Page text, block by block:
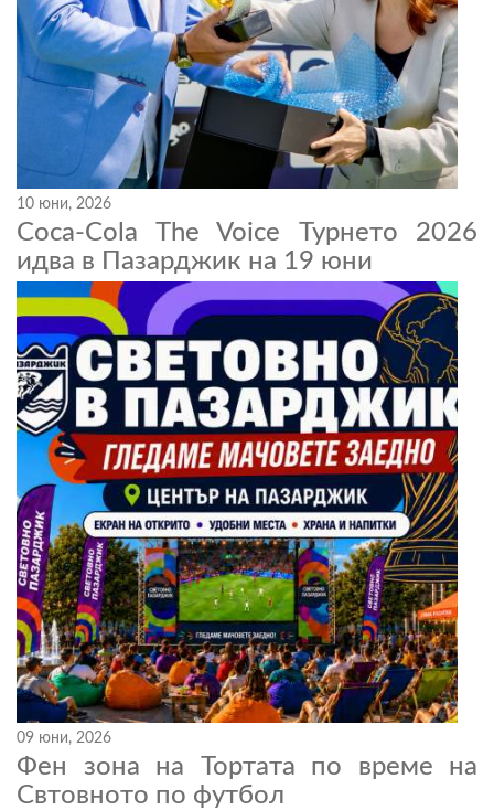
10 юни, 2026
Coca-Cola The Voice Турнето 2026
идва в Пазарджик на 19 юни
09 юни, 2026
Фен зона на Тортата по време на
Свтовното по футбол